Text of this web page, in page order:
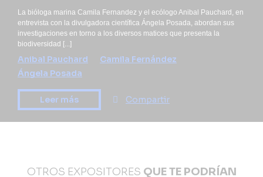
La bióloga marina Camila Fernandez y el ecólogo Anibal Pauchard, en
entrevista con la divulgadora científica Ángela Posada, abordan sus
investigaciones en torno a los diversos matices que presenta la
biodiversidad [...]
Anibal Pauchard
Camila Fernández
Ángela Posada
Leer más Compartir
OTROS EXPOSITORES QUE TE PODRÍAN